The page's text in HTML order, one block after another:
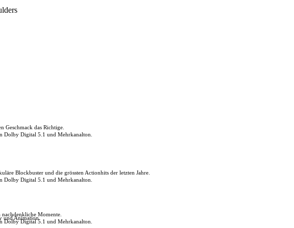
Geschmack das Richtige.
Dolby Digital 5.1 und Mehrkanalton.
Blockbuster und die grössten Actionhits der letzten Jahre.
Dolby Digital 5.1 und Mehrkanalton.
Momente.
und Animation.
Dolby Digital 5.1 und Mehrkanalton.